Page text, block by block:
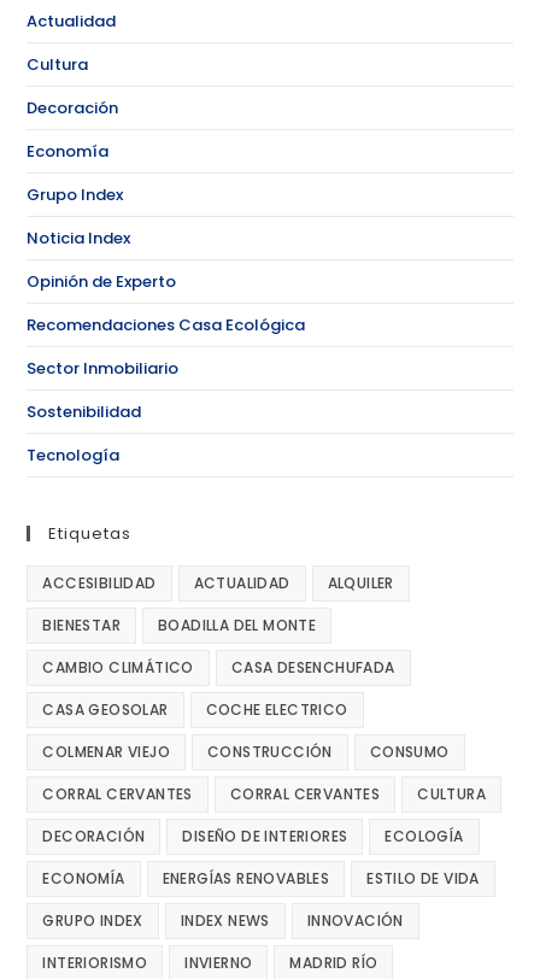
Actualidad
Cultura
Decoración
Economía
Grupo Index
Noticia Index
Opinión de Experto
Recomendaciones Casa Ecológica
Sector Inmobiliario
Sostenibilidad
Tecnología
Etiquetas
ACCESIBILIDAD ACTUALIDAD ALQUILER
BIENESTAR BOADILLA DEL MONTE
CAMBIO CLIMÁTICO CASA DESENCHUFADA
CASA GEOSOLAR COCHE ELECTRICO
COLMENAR VIEJO CONSTRUCCIÓN CONSUMO
CORRAL CERVANTES CORRAL CERVANTES CULTURA
DECORACIÓN DISEÑO DE INTERIORES ECOLOGÍA
ECONOMÍA ENERGÍAS RENOVABLES ESTILO DE VIDA
GRUPO INDEX INDEX NEWS INNOVACIÓN
INTERIORISMO INVIERNO MADRID RÍO